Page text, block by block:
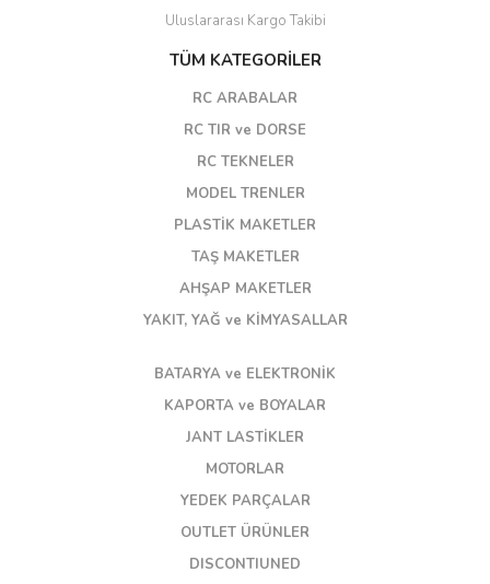
Uluslararası Kargo Takibi
TÜM KATEGORİLER
RC ARABALAR
RC TIR ve DORSE
RC TEKNELER
MODEL TRENLER
PLASTİK MAKETLER
TAŞ MAKETLER
AHŞAP MAKETLER
YAKIT, YAĞ ve KİMYASALLAR
BATARYA ve ELEKTRONİK
KAPORTA ve BOYALAR
JANT LASTİKLER
MOTORLAR
YEDEK PARÇALAR
OUTLET ÜRÜNLER
DISCONTIUNED